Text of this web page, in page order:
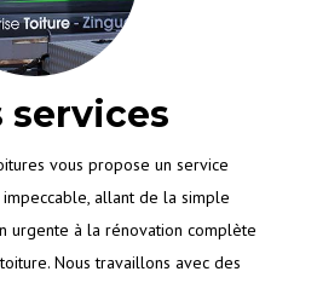
services
vous propose un service
allant de la simple
urgente à la rénovation complète
Nous travaillons avec des